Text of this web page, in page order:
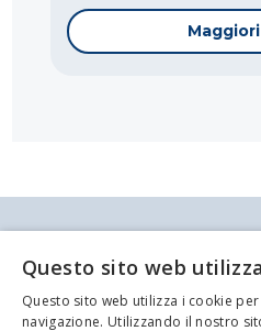
Codice:ET-4-6471
Codice:AL-330-003
Codice:ET-4-6506
Codice:OM-8636A
Codice:ET-4-6509
Codice:ET-4-6474
Codice:ET-4-6477
Codice:AL-330-039-2B
Codice:ET-4-6534
Spezia
P.IVA/C.F.
84.500,00 Azienda iscritta
di La Spezia con il
Questo sito web
Questo sito web utilizza i cookie
navigazione. Utilizzando il nostro